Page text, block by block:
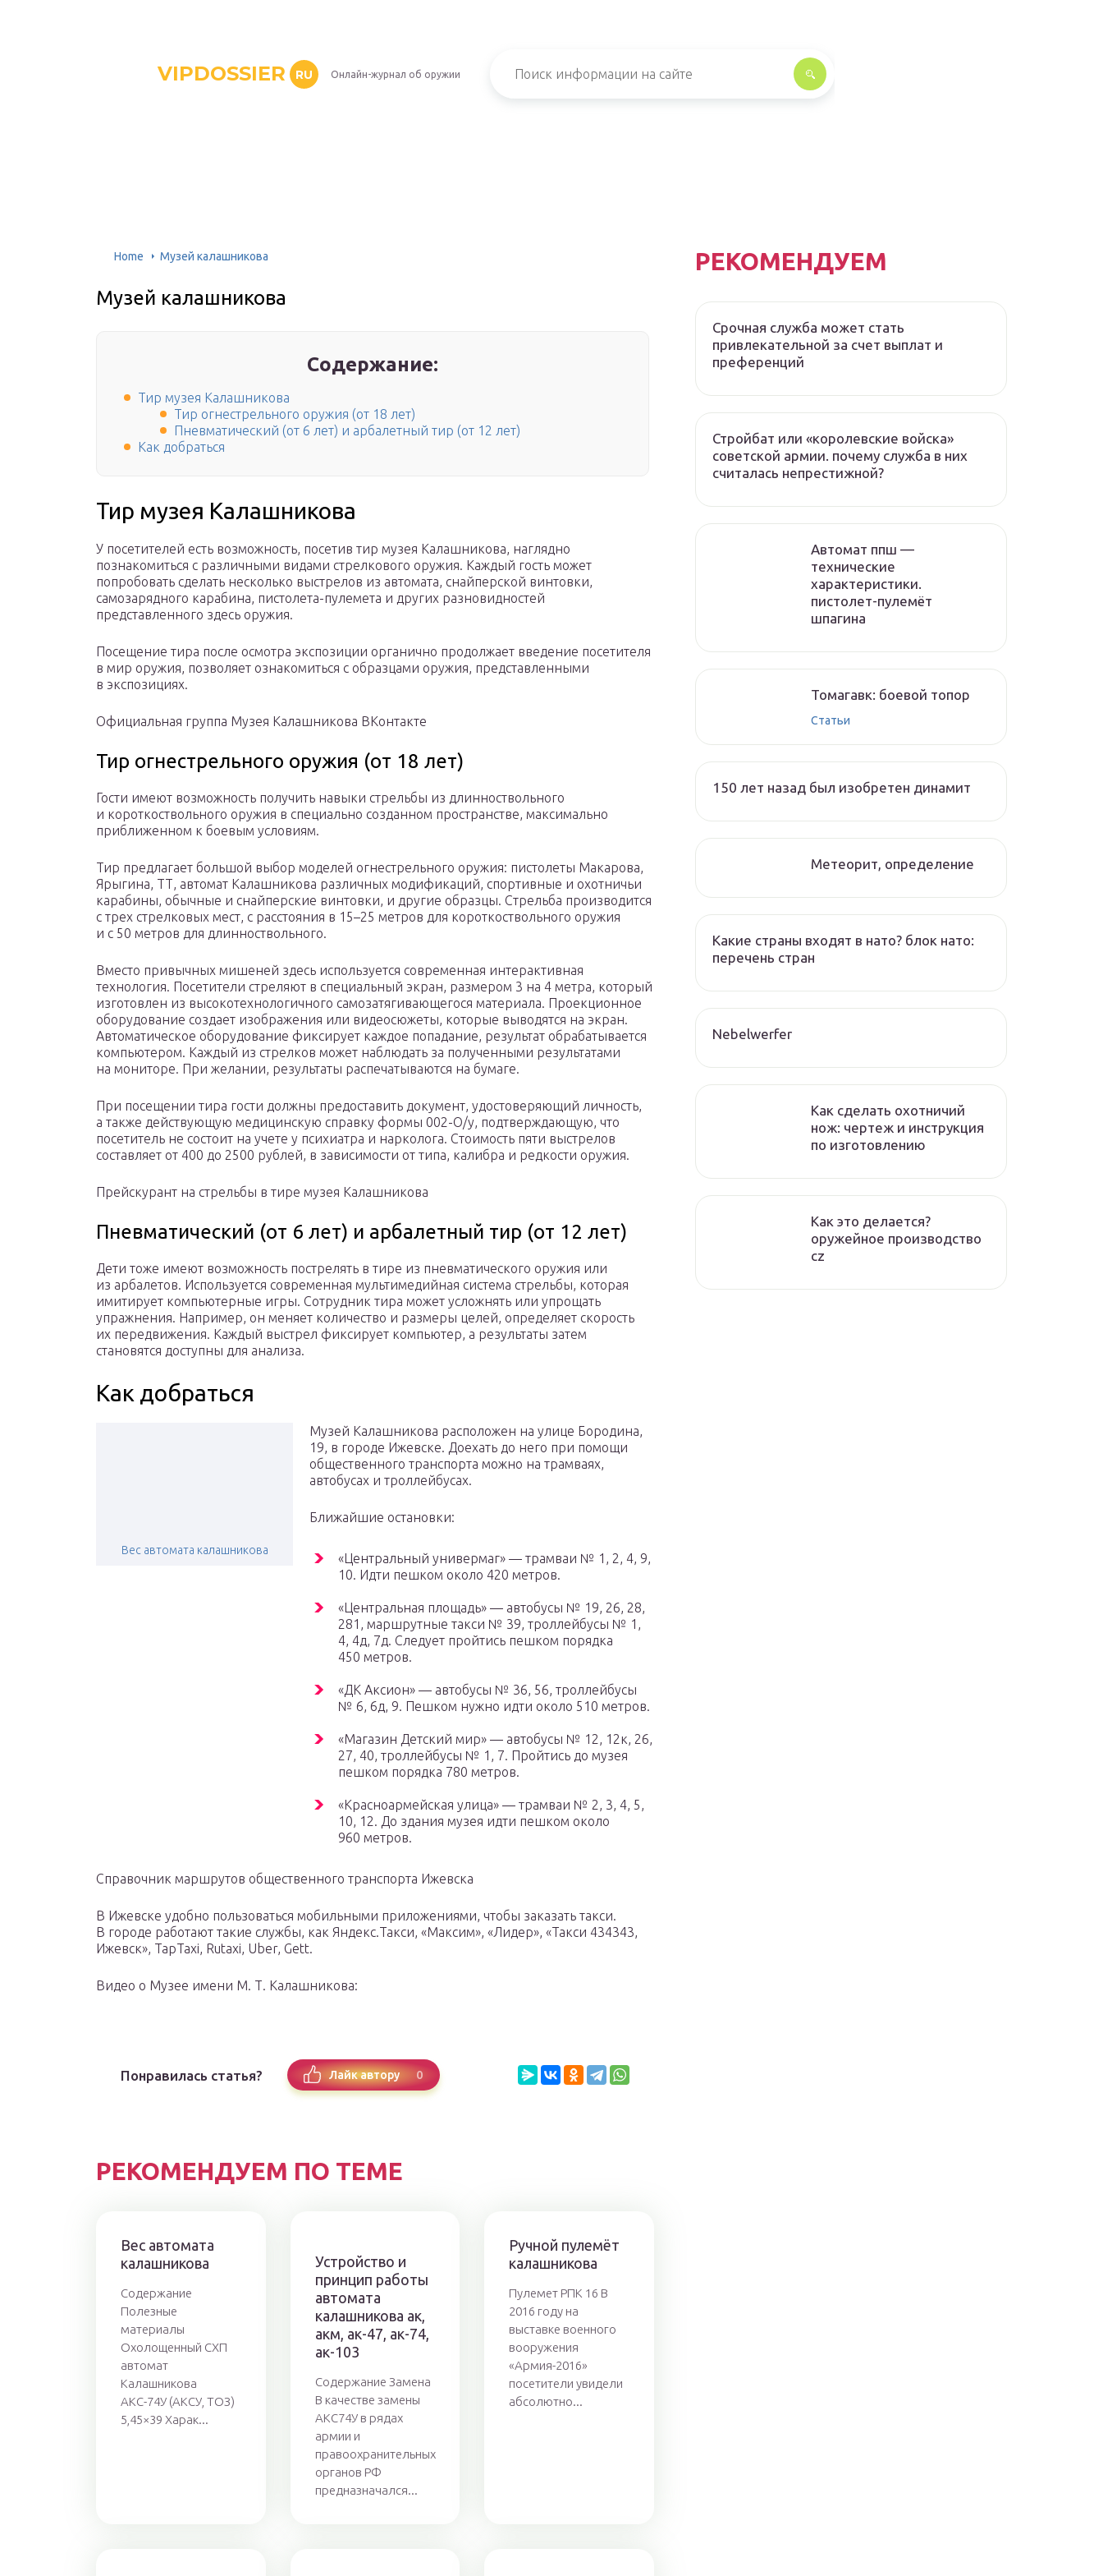
VIPDOSSIER RU Онлайн-журнал об оружии
Home Музей калашникова
Музей калашникова
Содержание:
Тир музея Калашникова
Тир огнестрельного оружия (от 18 лет)
Пневматический (от 6 лет) и арбалетный тир (от 12 лет)
Как добраться
Тир музея Калашникова
У посетителей есть возможность, посетив тир музея Калашникова, наглядно
познакомиться с различными видами стрелкового оружия. Каждый гость может
попробовать сделать несколько выстрелов из автомата, снайперской винтовки,
самозарядного карабина, пистолета-пулемета и других разновидностей
представленного здесь оружия.
Посещение тира после осмотра экспозиции органично продолжает введение посетителя
в мир оружия, позволяет ознакомиться с образцами оружия, представленными
в экспозициях.
Официальная группа Музея Калашникова ВКонтакте
Тир огнестрельного оружия (от 18 лет)
Гости имеют возможность получить навыки стрельбы из длинноствольного
и короткоствольного оружия в специально созданном пространстве, максимально
приближенном к боевым условиям.
Тир предлагает большой выбор моделей огнестрельного оружия: пистолеты Макарова,
Ярыгина, ТТ, автомат Калашникова различных модификаций, спортивные и охотничьи
карабины, обычные и снайперские винтовки, и другие образцы. Стрельба производится
с трех стрелковых мест, с расстояния в 15–25 метров для короткоствольного оружия
и с 50 метров для длинноствольного.
Вместо привычных мишеней здесь используется современная интерактивная
технология. Посетители стреляют в специальный экран, размером 3 на 4 метра, который
изготовлен из высокотехнологичного самозатягивающегося материала. Проекционное
оборудование создает изображения или видеосюжеты, которые выводятся на экран.
Автоматическое оборудование фиксирует каждое попадание, результат обрабатывается
компьютером. Каждый из стрелков может наблюдать за полученными результатами
на мониторе. При желании, результаты распечатываются на бумаге.
При посещении тира гости должны предоставить документ, удостоверяющий личность,
а также действующую медицинскую справку формы 002-О/у, подтверждающую, что
посетитель не состоит на учете у психиатра и нарколога. Стоимость пяти выстрелов
составляет от 400 до 2500 рублей, в зависимости от типа, калибра и редкости оружия.
Прейскурант на стрельбы в тире музея Калашникова
Пневматический (от 6 лет) и арбалетный тир (от 12 лет)
Дети тоже имеют возможность пострелять в тире из пневматического оружия или
из арбалетов. Используется современная мультимедийная система стрельбы, которая
имитирует компьютерные игры. Сотрудник тира может усложнять или упрощать
упражнения. Например, он меняет количество и размеры целей, определяет скорость
их передвижения. Каждый выстрел фиксирует компьютер, а результаты затем
становятся доступны для анализа.
Как добраться
Вес автомата калашникова
Музей Калашникова расположен на улице Бородина,
19, в городе Ижевске. Доехать до него при помощи
общественного транспорта можно на трамваях,
автобусах и троллейбусах.
Ближайшие остановки:
«Центральный универмаг» — трамваи № 1, 2, 4, 9,
10. Идти пешком около 420 метров.
«Центральная площадь» — автобусы № 19, 26, 28,
281, маршрутные такси № 39, троллейбусы № 1,
4, 4д, 7д. Следует пройтись пешком порядка
450 метров.
«ДК Аксион» — автобусы № 36, 56, троллейбусы
№ 6, 6д, 9. Пешком нужно идти около 510 метров.
«Магазин Детский мир» — автобусы № 12, 12к, 26,
27, 40, троллейбусы № 1, 7. Пройтись до музея
пешком порядка 780 метров.
«Красноармейская улица» — трамваи № 2, 3, 4, 5,
10, 12. До здания музея идти пешком около
960 метров.
Справочник маршрутов общественного транспорта Ижевска
В Ижевске удобно пользоваться мобильными приложениями, чтобы заказать такси.
В городе работают такие службы, как Яндекс.Такси, «Максим», «Лидер», «Такси 434343,
Ижевск», TapTaxi, Rutaxi, Uber, Gett.
Видео о Музее имени М. Т. Калашникова:
Понравилась статья? Лайк автору 0
РЕКОМЕНДУЕМ ПО ТЕМЕ
Вес автомата
калашникова
Содержание
Полезные
материалы
Охолощенный СХП
автомат
Калашникова
АКС-74У (АКСУ, ТОЗ)
5,45×39 Харак...
Устройство и
принцип работы
автомата
калашникова ак,
акм, ак-47, ак-74,
ак-103
Содержание Замена
В качестве замены
АКС74У в рядах
армии и
правоохранительных
органов РФ
предназначался...
Ручной пулемёт
калашникова
Пулемет РПК 16 В
2016 году на
выставке военного
вооружения
«Армия-2016»
посетители увидели
абсолютно...
РЕКОМЕНДУЕМ
Срочная служба может стать
привлекательной за счет выплат и
преференций
Стройбат или «королевские войска»
советской армии. почему служба в них
считалась непрестижной?
Автомат ппш —
технические
характеристики.
пистолет-пулемёт
шпагина
Томагавк: боевой топор
Статьи
150 лет назад был изобретен динамит
Метеорит, определение
Какие страны входят в нато? блок нато:
перечень стран
Nebelwerfer
Как сделать охотничий
нож: чертеж и инструкция
по изготовлению
Как это делается?
оружейное производство
cz